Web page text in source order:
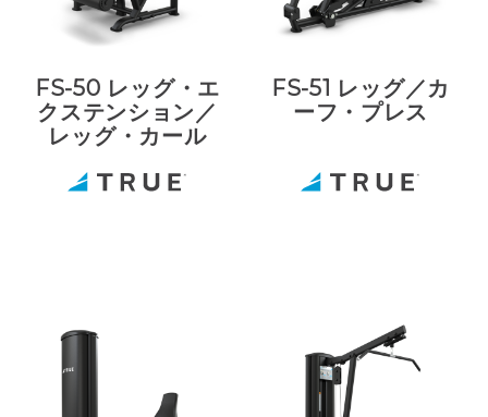
FS-50 レッグ・エ
クステンション／
レッグ・カール
FS-51 レッグ／カ
ーフ・プレス